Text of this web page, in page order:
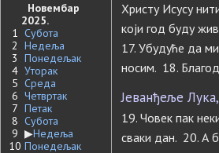
Новембар
2025.
1 Субота
2 Недеља
3 Понедељак
4 Уторак
5 Среда
6 Четвртак
7 Петак
8 Субота
9 ▶Недеља
10 Понедељак
Христу Исусу
који год буду
17. Убудуће да
носим. 18.
Јеванђеље
19. Човек пак
сваки дан. 20. А